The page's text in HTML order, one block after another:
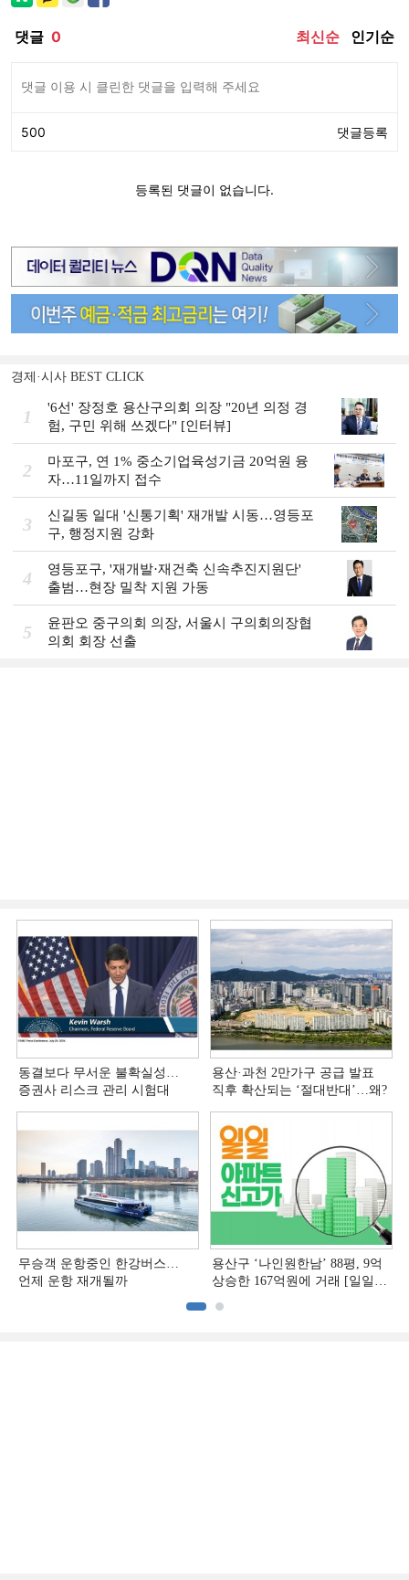
경제·시사 BEST CLICK
1
'6선' 장정호 용산구의회 의장 "20년 의정 경
험, 구민 위해 쓰겠다" [인터뷰]
2
마포구, 연 1% 중소기업육성기금 20억원 융
자…11일까지 접수
3
신길동 일대 '신통기획' 재개발 시동…영등포
구, 행정지원 강화
4
영등포구, '재개발·재건축 신속추진지원단'
출범…현장 밀착 지원 가동
5
윤판오 중구의회 의장, 서울시 구의회의장협
의회 회장 선출
동결보다 무서운 불확실성…
증권사 리스크 관리 시험대
용산·과천 2만가구 공급 발표
직후 확산되는 ‘절대반대’…왜?
무승객 운항중인 한강버스…
언제 운항 재개될까
용산구 ‘나인원한남’ 88평, 9억
상승한 167억원에 거래 [일일